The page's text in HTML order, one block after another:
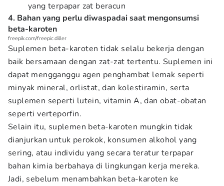
yang terpapar zat beracun
4. Bahan yang perlu diwaspadai saat mengonsumsi
beta-karoten
freepik.com/freepic.diller
Suplemen beta-karoten tidak selalu bekerja dengan
baik bersamaan dengan zat-zat tertentu. Suplemen ini
dapat mengganggu agen penghambat lemak seperti
minyak mineral, orlistat, dan kolestiramin, serta
suplemen seperti lutein, vitamin A, dan obat-obatan
seperti verteporfin.
Selain itu, suplemen beta-karoten mungkin tidak
dianjurkan untuk perokok, konsumen alkohol yang
sering, atau individu yang secara teratur terpapar
bahan kimia berbahaya di lingkungan kerja mereka.
Jadi, sebelum menambahkan beta-karoten ke